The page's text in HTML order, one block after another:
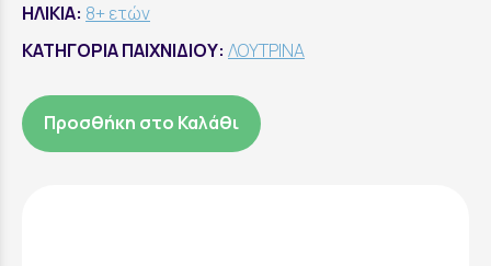
ΗΛΙΚΙΑ: 8+ ετών
ΚΑΤΗΓΟΡΙΑ ΠΑΙΧΝΙΔΙΟΥ: ΛΟΥΤΡΙΝΑ
Προσθήκη στο Καλάθι